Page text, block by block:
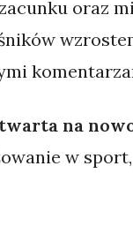
oraz
na
w